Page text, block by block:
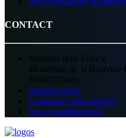
CONTACT
Maisons Bati-France
40 avenue de la
30900 Nîmes
Appelez-nous
Contactez votre agence
Nos conseiller(ères)